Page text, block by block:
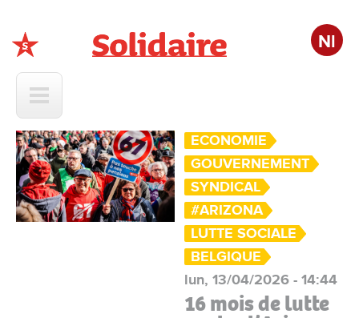
Nl
ECONOMIE
GOUVERNEMENT
SYNDICAL
#ARIZONA
LUTTE SOCIALE
BELGIQUE
lun, 13/04/2026 - 14:44
16 mois de lutte